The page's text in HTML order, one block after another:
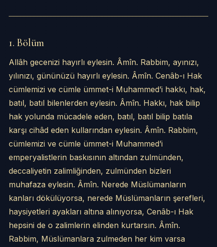
1. Bölüm
Allâh gecenizi hayırlı eylesin. Âmîn. Rabbim, ayınızı,
yılınızı, gününüzü hayırlı eylesin. Âmîn. Cenâb-ı Hak
cümlemizi ve cümle ümmet-i Muhammed’i hakkı, hak,
batıl, batıl bilenlerden eylesin. Âmîn. Hakkı, hak bilip
hak yolunda mücadele eden, batıl, batıl bilip batıla
karşı cihâd eden kullarından eylesin. Âmîn. Rabbim,
cümlemizi ve cümle ümmet-i Muhammed’i
emperyalistlerin baskısının altından zulmünden,
deccaliyetin zalimliğinden, zulmünden bizleri
muhafaza eylesin. Âmîn. Nerede Müslümanların
kanları dökülüyorsa, nerede Müslümanların şerefleri,
haysiyetleri ayakları altına alınıyorsa, Cenâb-ı Hak
hepsini de o zalimlerin elinden kurtarsın. Âmîn.
Rabbim, Müslümanlara zulmeden her kim varsa